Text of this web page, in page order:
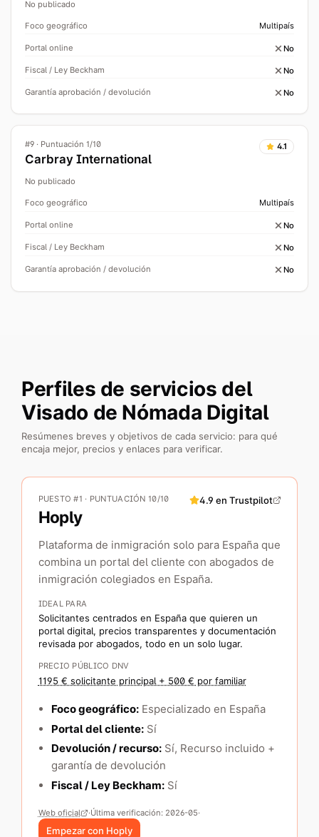
No publicado
Foco geográfico Multipaís
Portal online No
Fiscal / Ley Beckham No
Garantía aprobación / devolución No
#9· Puntuación 1/10
Carbray International
4.1
No publicado
Foco geográfico Multipaís
Portal online No
Fiscal / Ley Beckham No
Garantía aprobación / devolución No
Perfiles de servicios del
Visado de Nómada Digital
Resúmenes breves y objetivos de cada servicio: para qué
encaja mejor, precios y enlaces para verificar.
PUESTO #1 · PUNTUACIÓN 10/10
Hoply
4.9 en Trustpilot
Plataforma de inmigración solo para España que
combina un portal del cliente con abogados de
inmigración colegiados en España.
IDEAL PARA
Solicitantes centrados en España que quieren un
portal digital, precios transparentes y documentación
revisada por abogados, todo en un solo lugar.
PRECIO PÚBLICO DNV
1195 € solicitante principal + 500 € por familiar
Foco geográfico: Especializado en España
Portal del cliente: Sí
Devolución / recurso: Sí, Recurso incluido +
garantía de devolución
Fiscal / Ley Beckham: Sí
Web oficial ·Última verificación: 2026-05·
Empezar con Hoply